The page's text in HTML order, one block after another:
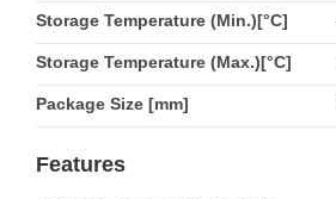
Storage Temperature (Min.)[°C]
Storage Temperature (Max.)[°C]
Package Size [mm]
Features